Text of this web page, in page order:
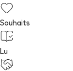
Souhaits
Lu